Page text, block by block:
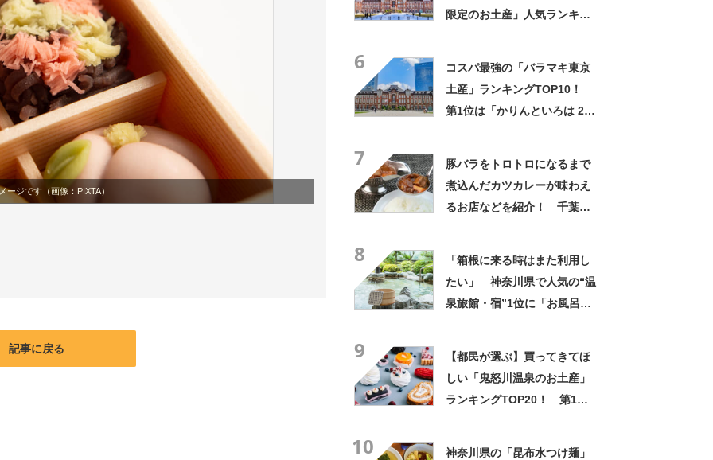
ージです（画像：PIXTA）
記事に戻る
限定のお土産」人気ランキン
6
コスパ最強の「バラマキ東京
土産」ランキングTOP10！
第1位は「かりんといろは 24
7
豚バラをトロトロになるまで
煮込んだカツカレーが味わえ
るお店などを紹介！ 千葉県
8
「箱根に来る時はまた利用し
たい」 神奈川県で人気の“温
泉旅館・宿”1位に「お風呂が
9
【都民が選ぶ】買ってきてほ
しい「鬼怒川温泉のお土産」
ランキングTOP20！ 第1位
10
神奈川県の「昆布水つけ麺」